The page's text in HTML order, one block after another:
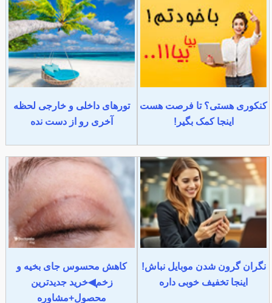
کنکوری هستی؟ تا فرصت هست
اینجا کمک بگیر!
تورهای داخلی و خارجی لحظه
آخری رو از دست نده
نگران گرون شدن موبایل نباش!
اینجا تخفیف خوبی داره
کاهش محسوس جای بخیه و
زخم◀خرید جدیدترین
محصول+مشاوره